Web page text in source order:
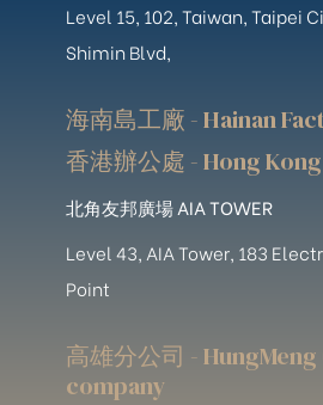
Level 15, 102, Taiwan, Taipei
Shimin Blvd,
海南島工廠 - Hainan
香港辦公處 - Hong
北角友邦廣場 AIA TOWER
Level 43, AIA Tower, 183
Point
高雄分公司 - HungMeng
company